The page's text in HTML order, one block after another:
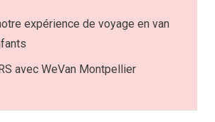
expérience de voyage en van
avec WeVan Montpellier